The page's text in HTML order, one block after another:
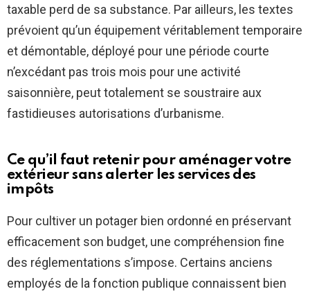
taxable perd de sa substance. Par ailleurs, les textes
prévoient qu’un équipement véritablement temporaire
et démontable, déployé pour une période courte
n’excédant pas trois mois pour une activité
saisonnière, peut totalement se soustraire aux
fastidieuses autorisations d’urbanisme.
Ce qu’il faut retenir pour aménager votre
extérieur sans alerter les services des
impôts
Pour cultiver un potager bien ordonné en préservant
efficacement son budget, une compréhension fine
des réglementations s’impose. Certains anciens
employés de la fonction publique connaissent bien